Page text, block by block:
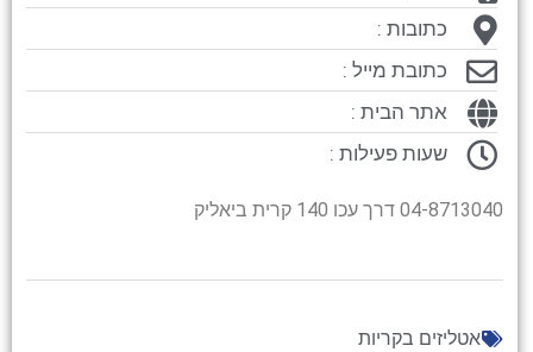
כתובות :
כתובת מייל :
אתר הבית :
שעות פעילות :
04-8713040 דרך עכו 140 קרית ביאליק
אטליזים בקריות